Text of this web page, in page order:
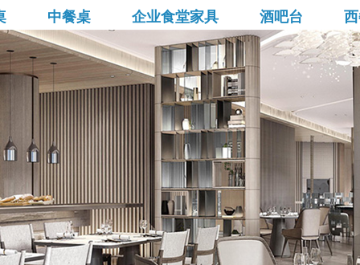
中餐桌 企业食堂家具 酒吧台